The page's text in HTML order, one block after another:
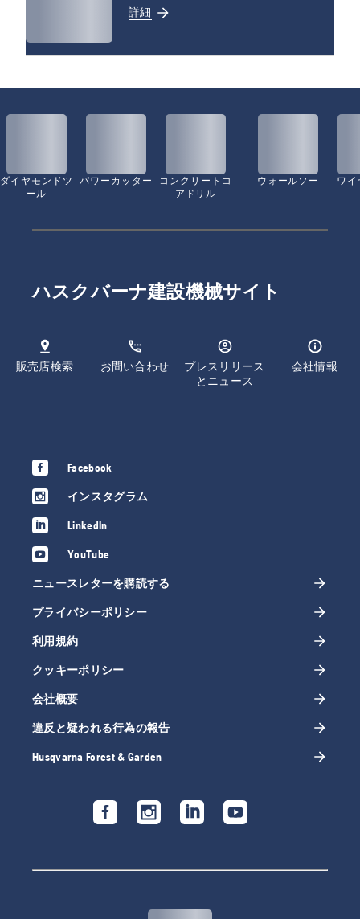
詳細
ダイヤモンドツ
ール
パワーカッター
コンクリートコ
アドリル
ウォールソー ワイ
ハスクバーナ建設機械サイト
販売店検索 お問い合わせ
プレスリリース
とニュース
会社情報
Facebook
インスタグラム
LinkedIn
YouTube
ニュースレターを購読する
プライバシーポリシー
利用規約
クッキーポリシー
会社概要
違反と疑われる行為の報告
Husqvarna Forest & Garden